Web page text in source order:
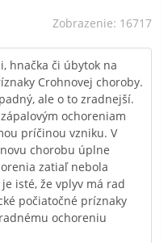
Zobrazenie: 16717
hnačka či úbytok na
Crohnovej choroby.
ale o to zradnejší.
ochoreniam
príčinou vzniku. V
chorobu úplne
zatiaľ nebola
isté, že vplyv má rad
počiatočné príznaky
ochoreniu